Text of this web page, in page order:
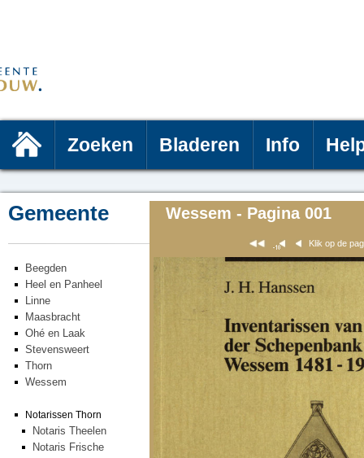
Zoeken Bladeren Info
Gemeente
Beegden
Heel en Panheel
Linne
Maasbracht
Ohé en Laak
Stevensweert
Thorn
Wessem
Notarissen Thorn
Notaris Theelen
Notaris Frische
Wessem - Pagina 001
Klik op de